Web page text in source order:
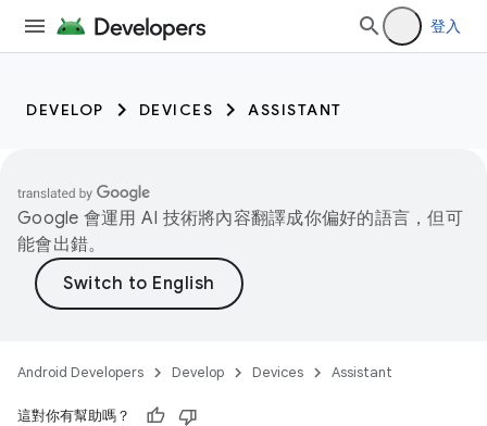
登入
DEVELOP DEVICES ASSISTANT
Google 會運用 AI 技術將內容翻譯成你偏好的語言，但可
能會出錯。
Android Developers Develop Devices Assistant
這對你有幫助嗎？